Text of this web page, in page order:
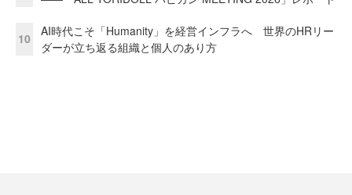
10
AI時代こそ「Humanity」を経営インフラへ 世界のHRリー
ダーが立ち返る組織と個人のあり方